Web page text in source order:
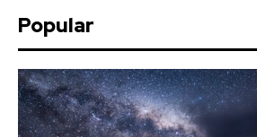
Popular